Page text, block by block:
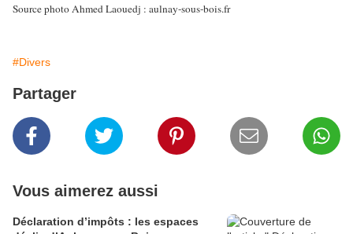
Source photo Ahmed Laouedj : aulnay-sous-bois.fr
#Divers
Partager
Vous aimerez aussi
Déclaration d’impôts : les espaces